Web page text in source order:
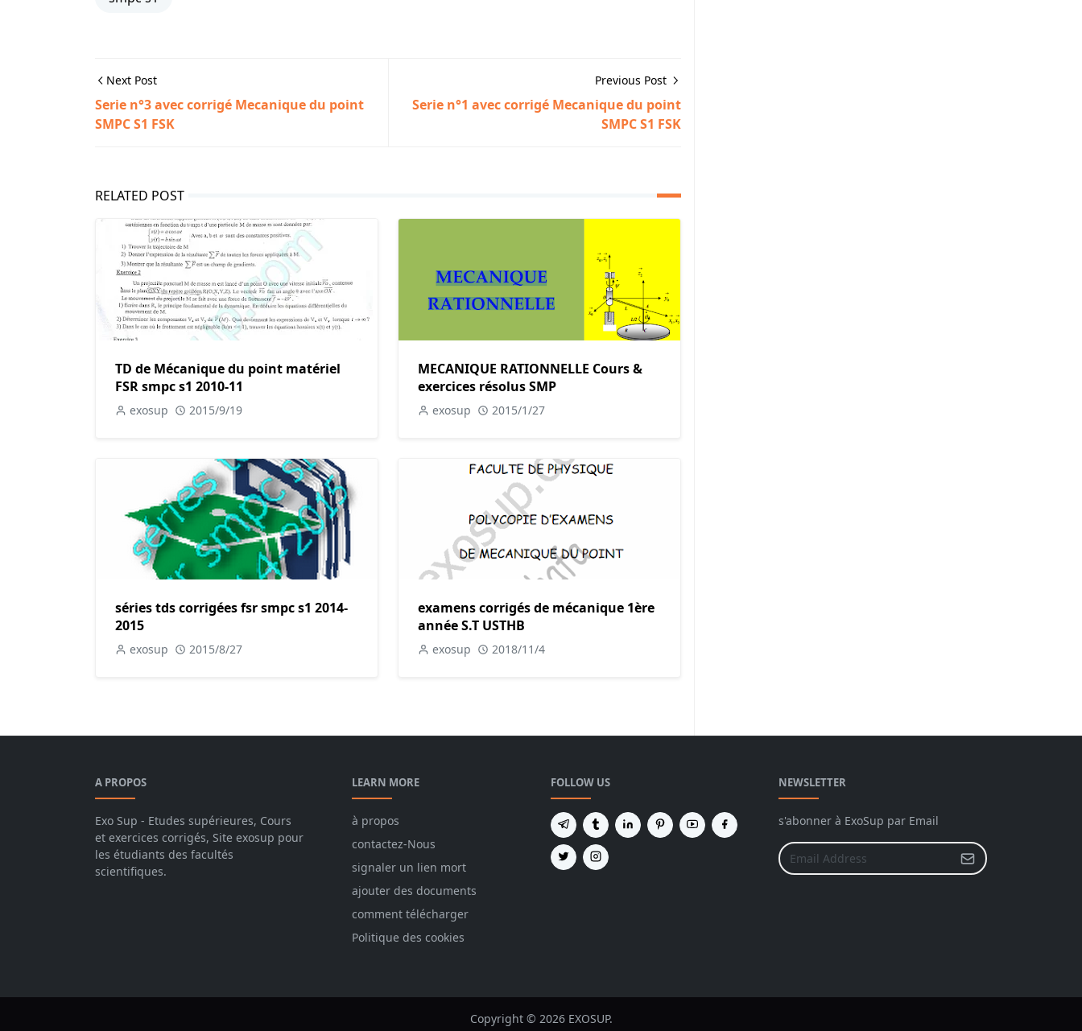
Next Post
Serie n°3 avec corrigé Mecanique du point
SMPC S1 FSK
Previous Post
Serie n°1 avec corrigé Mecanique du point
SMPC S1 FSK
RELATED POST
TD de Mécanique du point matériel
FSR smpc s1 2010-11
exosup 2015/9/19
MECANIQUE RATIONNELLE Cours &
exercices résolus SMP
exosup 2015/1/27
séries tds corrigées fsr smpc s1 2014-
2015
exosup 2015/8/27
examens corrigés de mécanique 1ère
année S.T USTHB
exosup 2018/11/4
A PROPOS
Exo Sup - Etudes supérieures, Cours
et exercices corrigés, Site exosup pour
les étudiants des facultés
scientifiques.
LEARN MORE
à propos
contactez-Nous
signaler un lien mort
ajouter des documents
comment télécharger
Politique des cookies
FOLLOW US NEWSLETTER
s'abonner à ExoSup par Email
Copyright © 2026 EXOSUP.